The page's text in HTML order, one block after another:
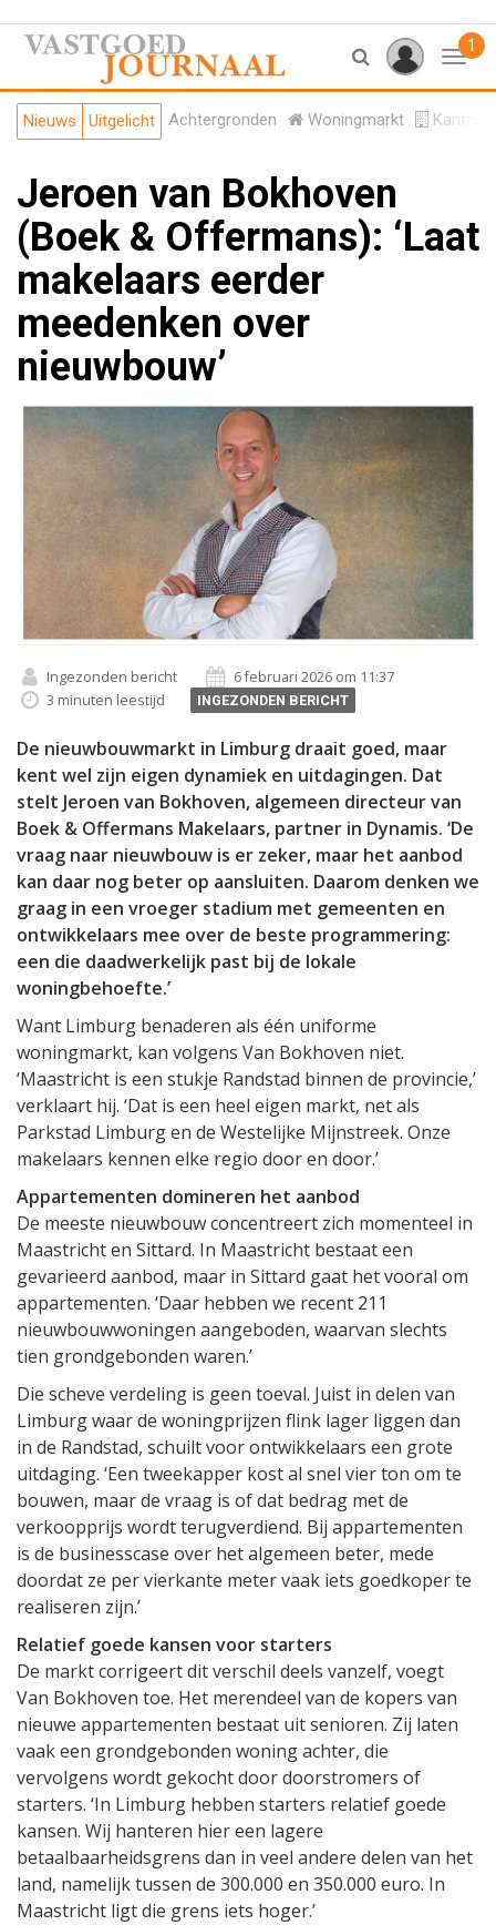
1
Nieuws Uitgelicht Achtergronden Woningmarkt
Jeroen van Bokhoven
(Boek & Offermans): ‘Laat
makelaars eerder
meedenken over
nieuwbouw’
Ingezonden bericht
6 februari 2026 om 11:37
3 minuten leestijd
INGEZONDEN BERICHT
De nieuwbouwmarkt in Limburg draait goed, maar
kent wel zijn eigen dynamiek en uitdagingen. Dat
stelt Jeroen van Bokhoven, algemeen directeur van
Boek & Offermans Makelaars, partner in Dynamis. ‘De
vraag naar nieuwbouw is er zeker, maar het aanbod
kan daar nog beter op aansluiten. Daarom denken we
graag in een vroeger stadium met gemeenten en
ontwikkelaars mee over de beste programmering:
een die daadwerkelijk past bij de lokale
woningbehoefte.’
Want Limburg benaderen als één uniforme
woningmarkt, kan volgens Van Bokhoven niet.
‘Maastricht is een stukje Randstad binnen de provincie,’
verklaart hij. ‘Dat is een heel eigen markt, net als
Parkstad Limburg en de Westelijke Mijnstreek. Onze
makelaars kennen elke regio door en door.’
Appartementen domineren het aanbod
De meeste nieuwbouw concentreert zich momenteel in
Maastricht en Sittard. In Maastricht bestaat een
gevarieerd aanbod, maar in Sittard gaat het vooral om
appartementen. ‘Daar hebben we recent 211
nieuwbouwwoningen aangeboden, waarvan slechts
tien grondgebonden waren.’
Die scheve verdeling is geen toeval. Juist in delen van
Limburg waar de woningprijzen flink lager liggen dan
in de Randstad, schuilt voor ontwikkelaars een grote
uitdaging. ‘Een tweekapper kost al snel vier ton om te
bouwen, maar de vraag is of dat bedrag met de
verkoopprijs wordt terugverdiend. Bij appartementen
is de businesscase over het algemeen beter, mede
doordat ze per vierkante meter vaak iets goedkoper te
realiseren zijn.’
Relatief goede kansen voor starters
De markt corrigeert dit verschil deels vanzelf, voegt
Van Bokhoven toe. Het merendeel van de kopers van
nieuwe appartementen bestaat uit senioren. Zij laten
vaak een grondgebonden woning achter, die
vervolgens wordt gekocht door doorstromers of
starters. ‘In Limburg hebben starters relatief goede
kansen. Wij hanteren hier een lagere
betaalbaarheidsgrens dan in veel andere delen van het
land, namelijk tussen de 300.000 en 350.000 euro. In
Maastricht ligt die grens iets hoger.’